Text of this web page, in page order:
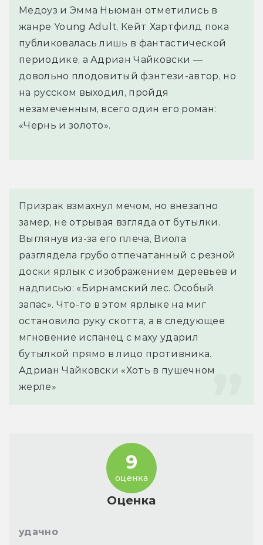
Медоуз и Эмма Ньюман отметились в
жанре Young Adult, Кейт Хартфилд пока
публиковалась лишь в фантастической
периодике, а Адриан Чайковски —
довольно плодовитый фэнтези-автор, но
на русском выходил, пройдя
незамеченным, всего один его роман:
«Чернь и золото».
Призрак взмахнул мечом, но внезапно
замер, не отрывая взгляда от бутылки.
Выглянув из-за его плеча, Виола
разглядела грубо отпечатанный с резной
доски ярлык с изображением деревьев и
надписью: «Бирнамский лес. Особый
запас». Что-то в этом ярлыке на миг
остановило руку скотта, а в следующее
мгновение испанец с маху ударил
бутылкой прямо в лицо противника.
Адриан Чайковски «Хоть в пушечном
жерле»
Оценка
9
оценка
удачно